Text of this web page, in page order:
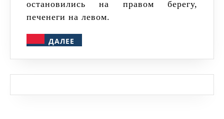
остановились на правом берегу,
печенеги на левом.
ДАЛЕЕ